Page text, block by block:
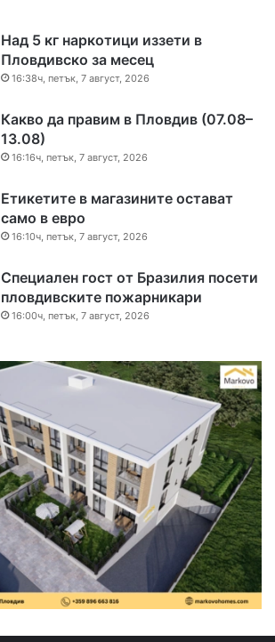
Над 5 кг наркотици иззети в
Пловдивско за месец
16:38ч, петък, 7 август, 2026
Какво да правим в Пловдив (07.08–
13.08)
16:16ч, петък, 7 август, 2026
Етикетите в магазините остават
само в евро
16:10ч, петък, 7 август, 2026
Специален гост от Бразилия посети
пловдивските пожарникари
16:00ч, петък, 7 август, 2026